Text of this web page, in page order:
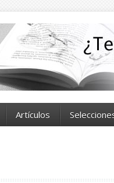
Artículos